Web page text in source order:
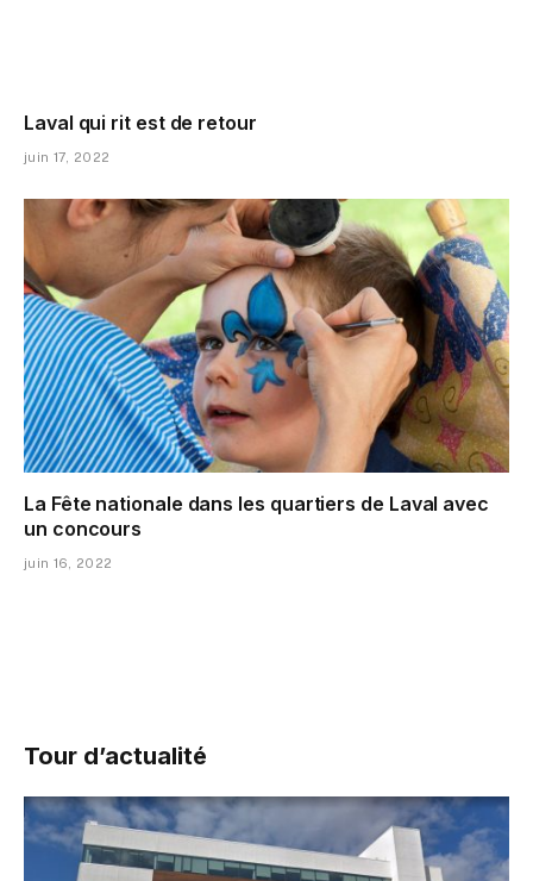
Laval qui rit est de retour
juin 17, 2022
La Fête nationale dans les quartiers de Laval avec
un concours
juin 16, 2022
Tour d’actualité